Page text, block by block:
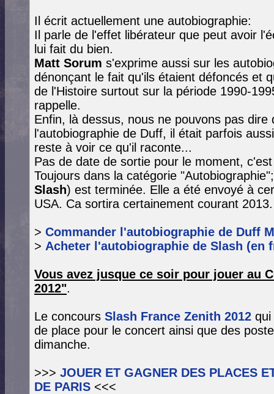
Il écrit actuellement une autobiographie:
Il parle de l'effet libérateur que peut avoir
lui fait du bien.
Matt Sorum s'exprime aussi sur les
dénonçant le fait qu'ils étaient défoncés et
de l'Histoire surtout sur la période 1990-
rappelle.
Enfin, là dessus, nous ne pouvons pas
l'autobiographie de Duff, il était parfois
reste à voir ce qu'il raconte...
Pas de date de sortie pour le moment,
Toujours dans la catégorie
Slash) est terminée. Elle a été envoyé à
USA. Ca sortira certainement courant 2013.
> Commander l'autobiographie de Duff
> Acheter l'autobiographie de Slash (en
Vous avez jusque ce soir pour jouer au
2012".
Le concours Slash France Zenith 2012 qui
de place pour le concert ainsi que des
dimanche.
>>> JOUER ET GAGNER DES PLACES
DE PARIS <<<